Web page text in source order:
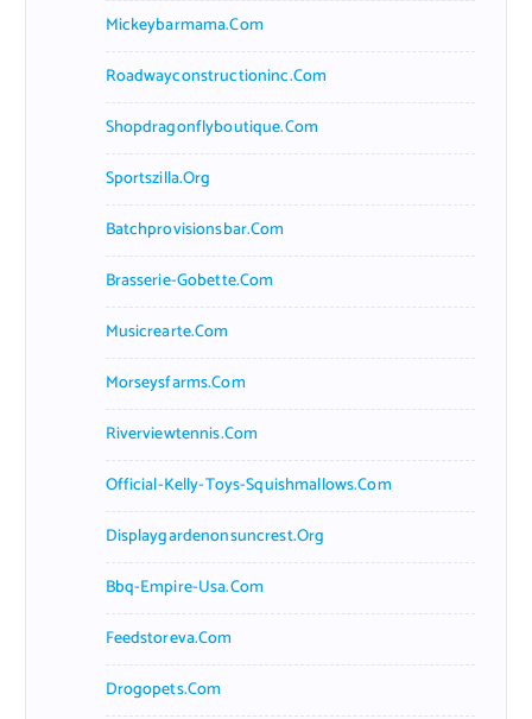
Mickeybarmama.com
Roadwayconstructioninc.com
Shopdragonflyboutique.com
Sportszilla.org
Batchprovisionsbar.com
Brasserie-Gobette.com
Musicrearte.com
Morseysfarms.com
Riverviewtennis.com
Official-Kelly-Toys-Squishmallows.com
Displaygardenonsuncrest.org
Bbq-Empire-Usa.com
Feedstoreva.com
Drogopets.com